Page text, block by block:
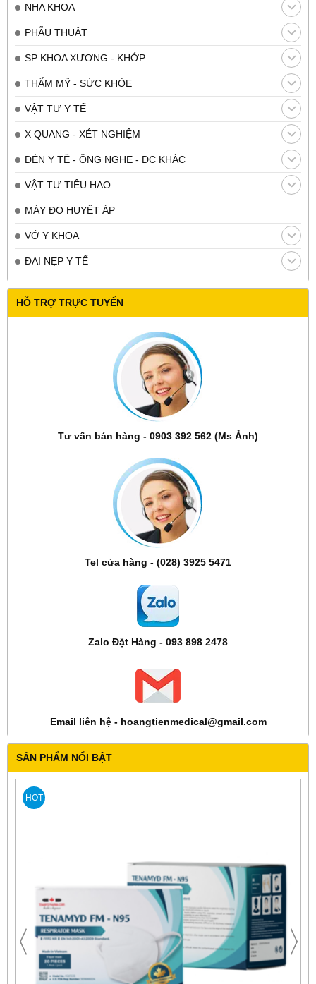
NHA KHOA
PHẪU THUẬT
SP KHOA XƯƠNG - KHỚP
THẨM MỸ - SỨC KHỎE
VẬT TƯ Y TẾ
X QUANG - XÉT NGHIỆM
ĐÈN Y TẾ - ỐNG NGHE - DC KHÁC
VẬT TƯ TIÊU HAO
MÁY ĐO HUYẾT ÁP
VỚ Y KHOA
ĐAI NẸP Y TẾ
HỖ TRỢ TRỰC TUYẾN
Tư vấn bán hàng - 0903 392 562 (Ms Ảnh)
Tel cửa hàng - (028) 3925 5471
Zalo Đặt Hàng - 093 898 2478
Email liên hệ - hoangtienmedical@gmail.com
SẢN PHẨM NỔI BẬT
HOT